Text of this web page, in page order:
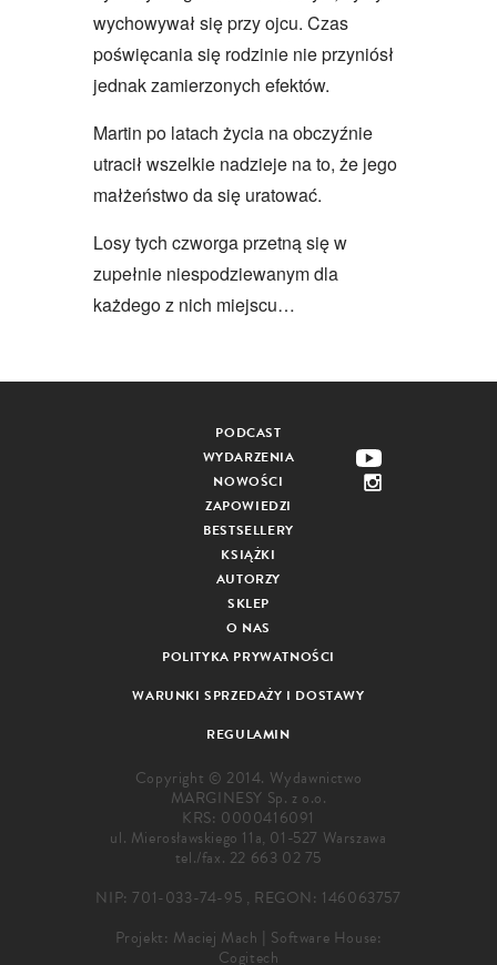
wychowywał się przy ojcu. Czas
poświęcania się rodzinie nie przyniósł
jednak zamierzonych efektów.
Martin po latach życia na obczyźnie
utracił wszelkie nadzieje na to, że jego
małżeństwo da się uratować.
Losy tych czworga przetną się w
zupełnie niespodziewanym dla
każdego z nich miejscu…
PODCAST
WYDARZENIA
NOWOŚCI
ZAPOWIEDZI
BESTSELLERY
KSIĄŻKI
AUTORZY
SKLEP
O NAS
POLITYKA PRYWATNOŚCI
WARUNKI SPRZEDAŻY I DOSTAWY
REGULAMIN
Copyright © 2014. Wydawnictwo
MARGINESY Sp. z o.o.
KRS: 0000416091
ul. Mierosławskiego 11a, 01-527 Warszawa
tel./fax. 22 663 02 75
NIP: 701-033-74-95 , REGON: 146063757
Projekt: Maciej Mach | Software House:
Cogitech